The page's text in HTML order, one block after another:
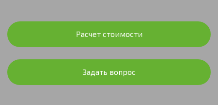
Расчет стоимости
Задать вопрос